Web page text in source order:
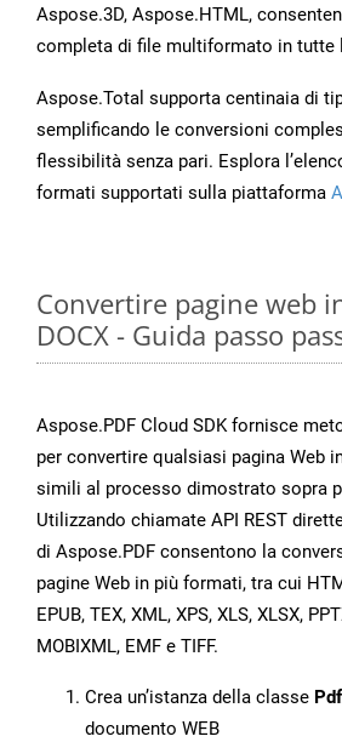
Aspose.3D, Aspose.HTML,
completa di file multiformato in tutte
Aspose.Total supporta centinaia di
semplificando le conversioni
flessibilità senza pari. Esplora
formati supportati sulla piattaforma
Convertire pagine web
DOCX - Guida passo
Aspose.PDF Cloud SDK fornisce
per convertire qualsiasi pagina Web
simili al processo dimostrato sopra
Utilizzando chiamate API REST
di Aspose.PDF consentono la
pagine Web in più formati, tra cui
EPUB, TEX, XML, XPS, XLS, XLSX,
MOBIXML, EMF e TIFF.
Crea un’istanza della classe
documento WEB